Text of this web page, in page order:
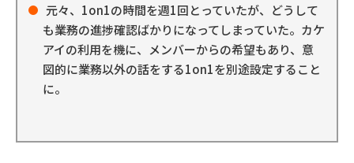
元々、1on1の時間を週1回とっていたが、どうして
も業務の進捗確認ばかりになってしまっていた。カケ
アイの利用を機に、メンバーからの希望もあり、意
図的に業務以外の話をする1on1を別途設定すること
に。